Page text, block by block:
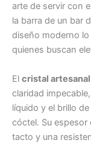
arte de servir con
la barra de un bar
diseño moderno
quienes buscan
El cristal artesanal
claridad
líquido y el brillo
cóctel. Su espesor
tacto y una